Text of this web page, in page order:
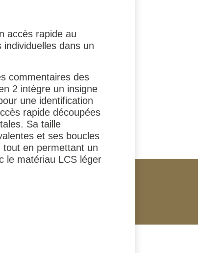
accès rapide au
dans un
commentaires des
2 intègre un insigne
une identification
rapide découpées
Sa taille
et ses boucles
tout en permettant un
le matériau LCS léger